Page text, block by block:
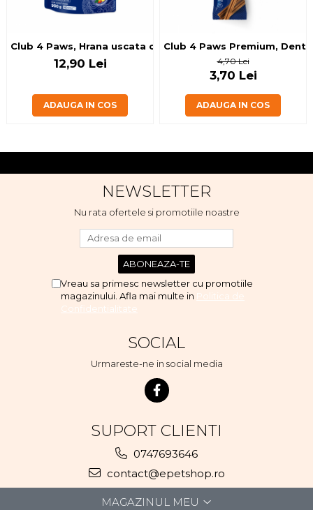
Club 4 Paws, Hrana uscata caini de talie mica, cu pui, 900g
12,90 Lei
ADAUGA IN COS
Club 4 Paws Premium,
4,70 Lei
3,70 Lei
ADAUGA IN COS
NEWSLETTER
Nu rata ofertele si promotiile noastre
Vreau sa primesc newsletter cu promotiile
magazinului. Afla mai multe in Politica de
Confidentialitate
SOCIAL
Urmareste-ne in social media
SUPORT CLIENTI
0747693646
contact@epetshop.ro
MAGAZINUL MEU